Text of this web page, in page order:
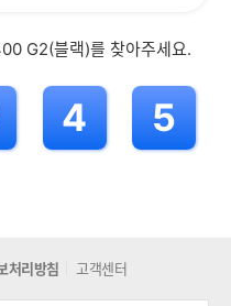
G2(블랙)를 찾아주세요.
4 5
처리방침 고객센터